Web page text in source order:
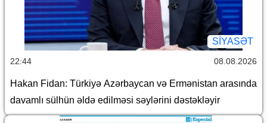
SİYASƏT
22:44 08.08.2026
Hakan Fidan: Türkiyə Azərbaycan və Ermənistan arasında
davamlı sülhün əldə edilməsi səylərini dəstəkləyir